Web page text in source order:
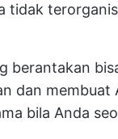
tidak
berantakan
dan membuat
bila Anda